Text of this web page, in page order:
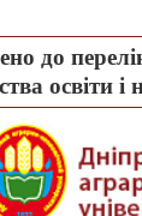
до
освіти